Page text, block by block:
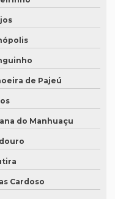
SP?
italiano?
de Pajeú
do Manhuaçu
Cardoso